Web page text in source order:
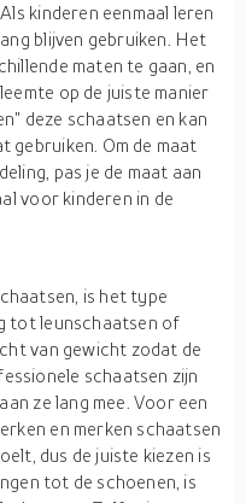
kinderen eenmaal leren
blijven gebruiken. Het
maten te gaan, en
op de juiste manier
deze schaatsen en kan
gebruiken. Om de maat
pas je de maat aan
voor kinderen in de
is het type
tot leunschaatsen of
van gewicht zodat de
schaatsen zijn
ze lang mee. Voor een
en merken schaatsen
dus de juiste kiezen is
tot de schoenen, is